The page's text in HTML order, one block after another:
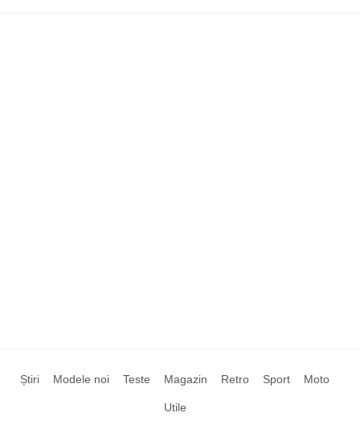
Știri Modele noi Teste Magazin Retro Sport Moto
Utile